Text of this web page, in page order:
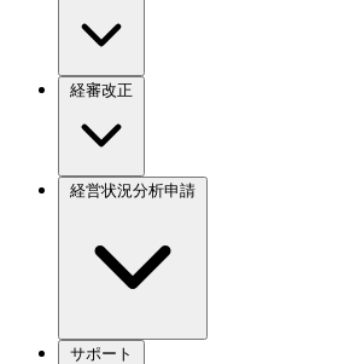
経審改正
経営状況分析申請
サポート